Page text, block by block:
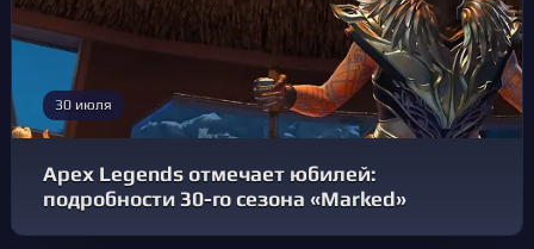
30 июля
Apex Legends отмечает юбилей:
подробности 30-го сезона «Marked»